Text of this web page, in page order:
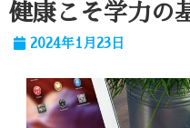
健康こそ学力の
2024年1月23日